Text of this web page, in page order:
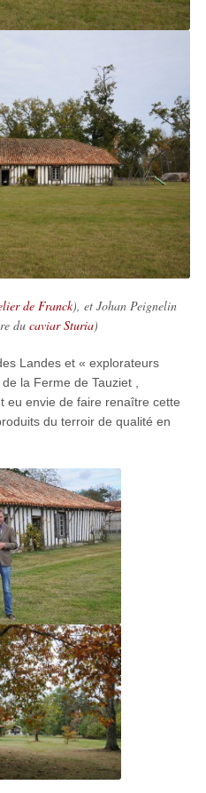
de Franck), et Johan Peignelin
du caviar Sturia)
Landes et « explorateurs
la Ferme de Tauziet ,
eu envie de faire renaître cette
du terroir de qualité en